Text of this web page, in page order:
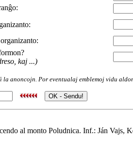
kaj ...)
anoncojn. Por eventualaj emblemoj vidu
al monto Poludnica. Inf.: Ján Vajs,